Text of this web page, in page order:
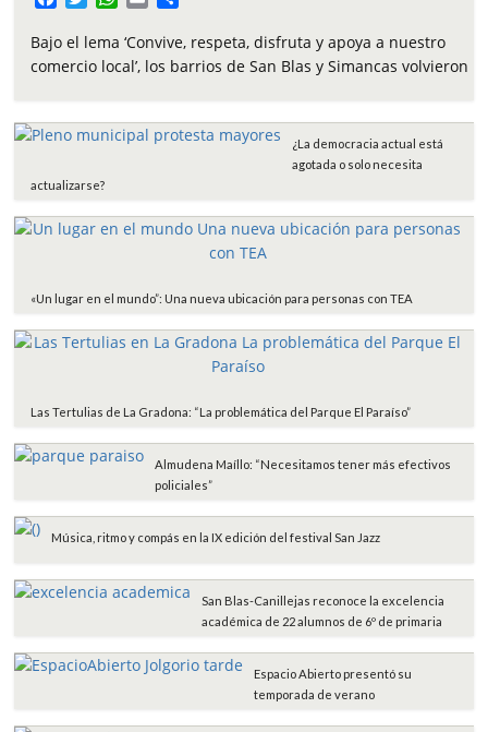
c
e
o
i
t
r
a
t
p
p
a
i
m
p
t
Bajo el lema ‘Convive, respeta, disfruta y apoya a nuestro
comercio local’, los barrios de San Blas y Simancas volvieron
¿La democracia actual está
agotada o solo necesita
actualizarse?
«Un lugar en el mundo”: Una nueva ubicación para personas con TEA
Las Tertulias de La Gradona: “La problemática del Parque El Paraíso”
Almudena Maíllo: “Necesitamos tener más efectivos
policiales”
Música, ritmo y compás en la IX edición del festival San Jazz
San Blas-Canillejas reconoce la excelencia
académica de 22 alumnos de 6º de primaria
Espacio Abierto presentó su
temporada de verano